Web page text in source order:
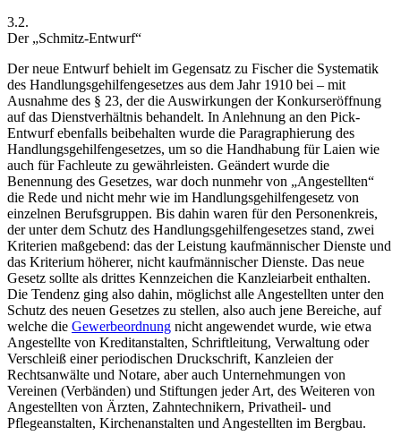
3.2.
Der „Schmitz-Entwurf“
Der neue Entwurf behielt im Gegensatz zu Fischer die Systematik
des Handlungsgehilfengesetzes aus dem Jahr 1910 bei – mit
Ausnahme des § 23, der die Auswirkungen der Konkurseröffnung
auf das Dienstverhältnis behandelt. In Anlehnung an den Pick-
Entwurf ebenfalls beibehalten wurde die Paragraphierung des
Handlungsgehilfengesetzes, um so die Handhabung für Laien wie
auch für Fachleute zu gewährleisten. Geändert wurde die
Benennung des Gesetzes, war doch nunmehr von „Angestellten“
die Rede und nicht mehr wie im Handlungsgehilfengesetz von
einzelnen Berufsgruppen. Bis dahin waren für den Personenkreis,
der unter dem Schutz des Handlungsgehilfengesetzes stand, zwei
Kriterien maßgebend: das der Leistung kaufmännischer Dienste und
das Kriterium höherer, nicht kaufmännischer Dienste. Das neue
Gesetz sollte als drittes Kennzeichen die Kanzleiarbeit enthalten.
Die Tendenz ging also dahin, möglichst alle Angestellten unter den
Schutz des neuen Gesetzes zu stellen, also auch jene Bereiche, auf
welche die Gewerbeordnung nicht angewendet wurde, wie etwa
Angestellte von Kreditanstalten, Schriftleitung, Verwaltung oder
Verschleiß einer periodischen Druckschrift, Kanzleien der
Rechtsanwälte und Notare, aber auch Unternehmungen von
Vereinen (Verbänden) und Stiftungen jeder Art, des Weiteren von
Angestellten von Ärzten, Zahntechnikern, Privatheil- und
Pflegeanstalten, Kirchenanstalten und Angestellten im Bergbau.